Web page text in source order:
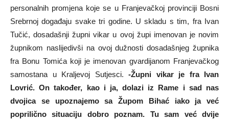
personalnih promjena koje se u Franjevačkoj provinciji Bosni
Srebrnoj događaju svake tri godine. U skladu s tim, fra Ivan
Tučić, dosadašnji župni vikar u ovoj župi imenovan je novim
župnikom naslijedivši na ovoj dužnosti dosadašnjeg župnika
fra Bonu Tomića koji je imenovan gvardijanom Franjevačkog
samostana u Kraljevoj Sutjesci. -Župni vikar je fra Ivan
Lovrić. On također, kao i ja, dolazi iz Rame i sad nas
dvojica se upoznajemo sa Župom Bihać iako ja već
poprilično situaciju dobro poznam. Tu sam već dvije